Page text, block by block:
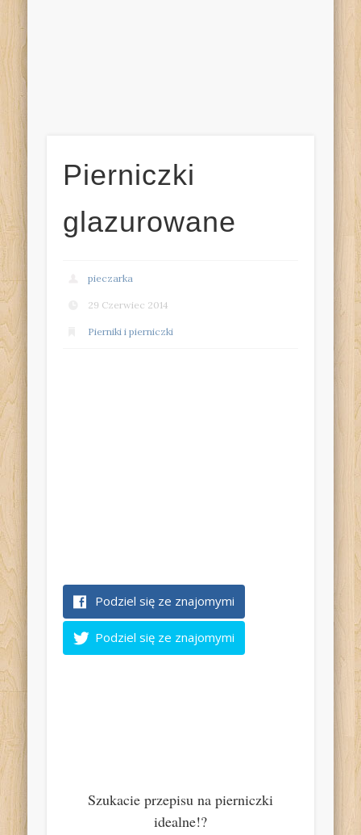
Pierniczki
glazurowane
pieczarka
29 Czerwiec 2014
Pierniki i pierniczki
Podziel się ze znajomymi
Podziel się ze znajomymi
Szukacie przepisu na pierniczki
idealne!?